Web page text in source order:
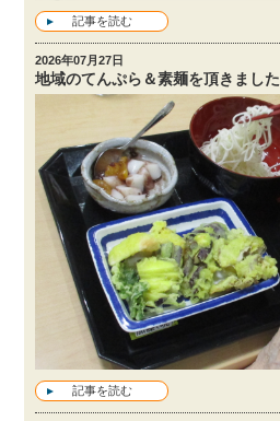
記事を読む
2026年07月27日
地域のてんぷら＆素麺を頂きました
記事を読む